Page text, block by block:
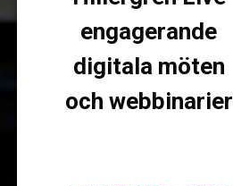
engagerande
digitala möten
och webbinarier